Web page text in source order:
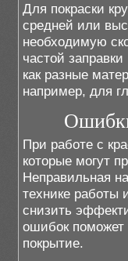
Для покраски
средней или
необходимую
частой
как разные
например, для
При работе с
которые могут
Неправильная
технике работы
снизить
ошибок поможет
покрытие.